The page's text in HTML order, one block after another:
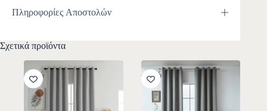
Πληροφορίες Αποστολών
Σχετικά προϊόντα
-10% -10%